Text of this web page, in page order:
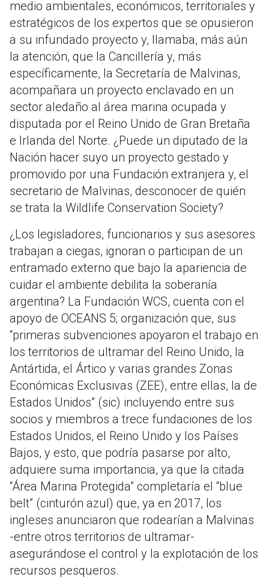
medio ambientales, económicos, territoriales y
estratégicos de los expertos que se opusieron
a su infundado proyecto y, llamaba, más aún
la atención, que la Cancillería y, más
específicamente, la Secretaría de Malvinas,
acompañara un proyecto enclavado en un
sector aledaño al área marina ocupada y
disputada por el Reino Unido de Gran Bretaña
e Irlanda del Norte. ¿Puede un diputado de la
Nación hacer suyo un proyecto gestado y
promovido por una Fundación extranjera y, el
secretario de Malvinas, desconocer de quién
se trata la Wildlife Conservation Society?
¿Los legisladores, funcionarios y sus asesores
trabajan a ciegas, ignoran o participan de un
entramado externo que bajo la apariencia de
cuidar el ambiente debilita la soberanía
argentina? La Fundación WCS, cuenta con el
apoyo de OCEANS 5; organización que, sus
“primeras subvenciones apoyaron el trabajo en
los territorios de ultramar del Reino Unido, la
Antártida, el Ártico y varias grandes Zonas
Económicas Exclusivas (ZEE), entre ellas, la de
Estados Unidos” (sic) incluyendo entre sus
socios y miembros a trece fundaciones de los
Estados Unidos, el Reino Unido y los Países
Bajos, y esto, que podría pasarse por alto,
adquiere suma importancia, ya que la citada
“Área Marina Protegida” completaría el “blue
belt” (cinturón azul) que, ya en 2017, los
ingleses anunciaron que rodearían a Malvinas
-entre otros territorios de ultramar-
asegurándose el control y la explotación de los
recursos pesqueros.